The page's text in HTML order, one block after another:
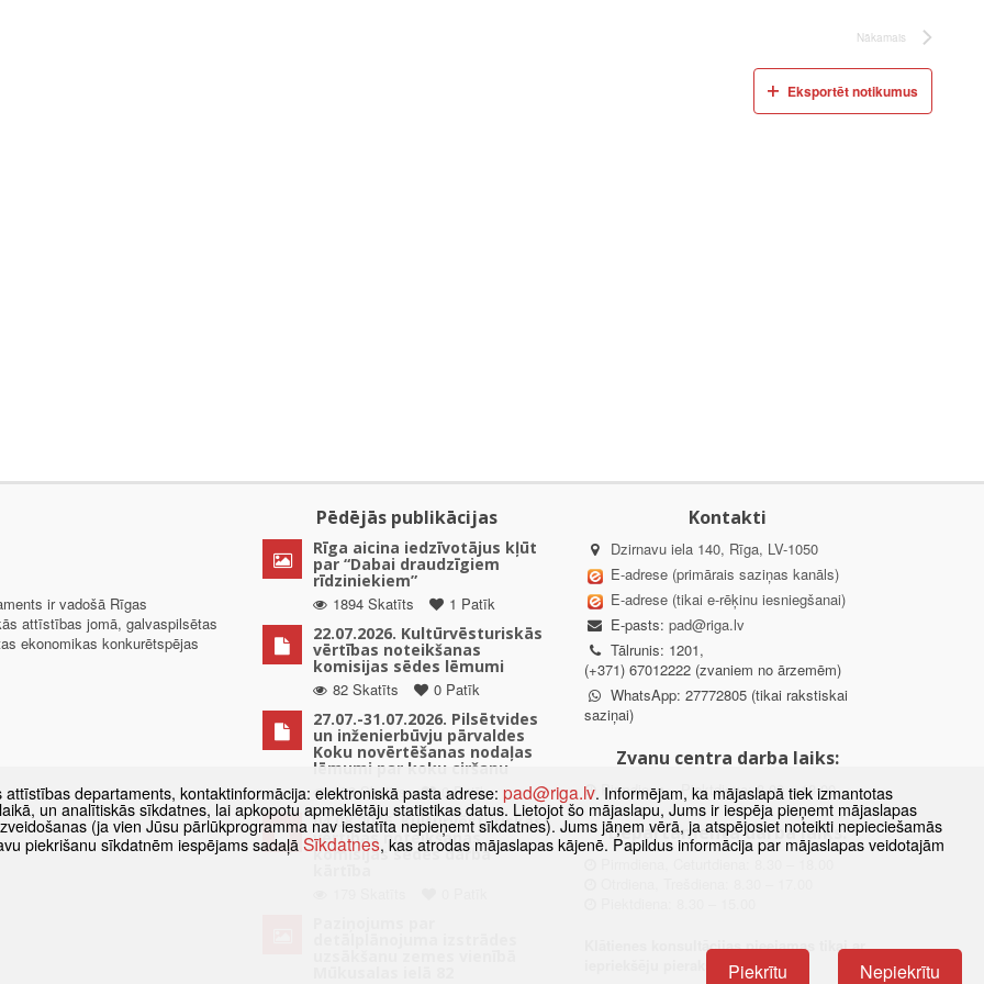
Nākamais
Eksportēt notikumus
ir vadošā Rīgas
attīstības jomā, galvaspilsētas
ekonomikas konkurētspējas
Pēdējās publikācijas
Rīga aicina iedzīvotājus kļūt
par “Dabai draudzīgiem
rīdziniekiem”
1894 Skatīts
1 Patīk
22.07.2026. Kultūrvēsturiskās
vērtības noteikšanas
komisijas sēdes lēmumi
82 Skatīts
0 Patīk
27.07.-31.07.2026. Pilsētvides
un inženierbūvju pārvaldes
Koku novērtēšanas nodaļas
lēmumi par koku ciršanu
129 Skatīts
0 Patīk
04.08.2026. Kultūrvēsturiskās
vērtības noteikšanas
komisijas sēdes darba
Kontakti
Dzirnavu iela 140, Rīga, LV-1050
E-adrese (primārais saziņas kanāls)
E-adrese (tikai e-rēķinu iesniegšanai)
E-pasts: pad@riga.lv
Tālrunis: 1201,
(+371) 67012222 (zvaniem no ārzemēm)
WhatsApp: 27772805 (tikai rakstiskai
saziņai)
Zvanu centra darba laiks:
Pirmdiena – Piektdiena: 8.00 – 18.00
Departamenta darba laiks:
Klātienes konsultācijas pieejamas tikai ar
iepriekšēju pierakstu.
departaments, kontaktinformācija: elektroniskā pasta adrese: pad@riga.lv. Informējam, ka mājaslapā tiek izmantotas
un analītiskās sīkdatnes, lai apkopotu apmeklētāju statistikas datus. Lietojot šo mājaslapu, Jums ir iespēja pieņemt mājaslapas
(ja vien Jūsu pārlūkprogramma nav iestatīta nepieņemt sīkdatnes). Jums jāņem vērā, ja atspējosiet noteikti nepieciešamās
piekrišanu sīkdatnēm iespējams sadaļā Sīkdatnes, kas atrodas mājaslapas kājenē. Papildus informācija par mājaslapas veidotajām
Piekrītu Nepiekrītu